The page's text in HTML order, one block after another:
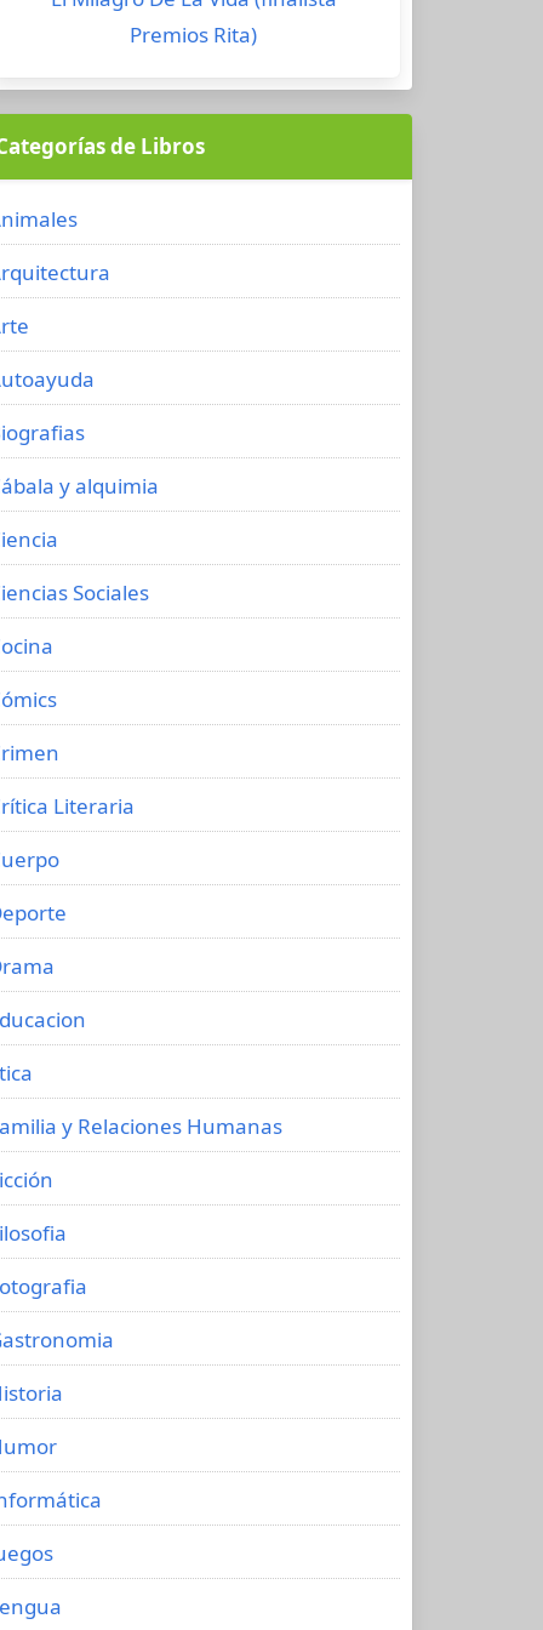
Premios Rita)
de Libros
y alquimia
Sociales
Literaria
y Relaciones Humanas